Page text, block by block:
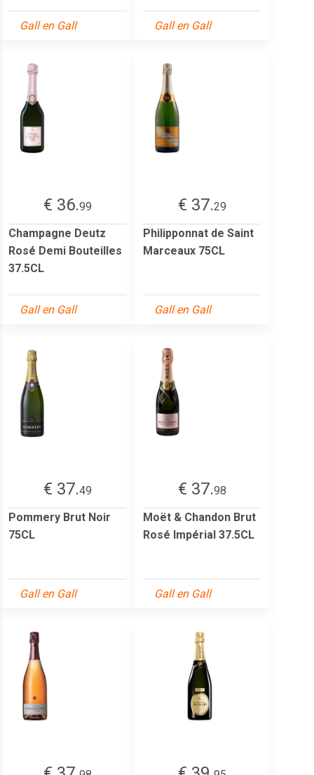
Gall en Gall Gall en Gall
€ 36.99
Champagne Deutz
Rosé Demi Bouteilles
37.5CL
Gall en Gall
€ 37.29
Philipponnat de Saint
Marceaux 75CL
Gall en Gall
€ 37.49
Pommery Brut Noir
75CL
Gall en Gall
€ 37.98
Moët & Chandon Brut
Rosé Impérial 37.5CL
Gall en Gall